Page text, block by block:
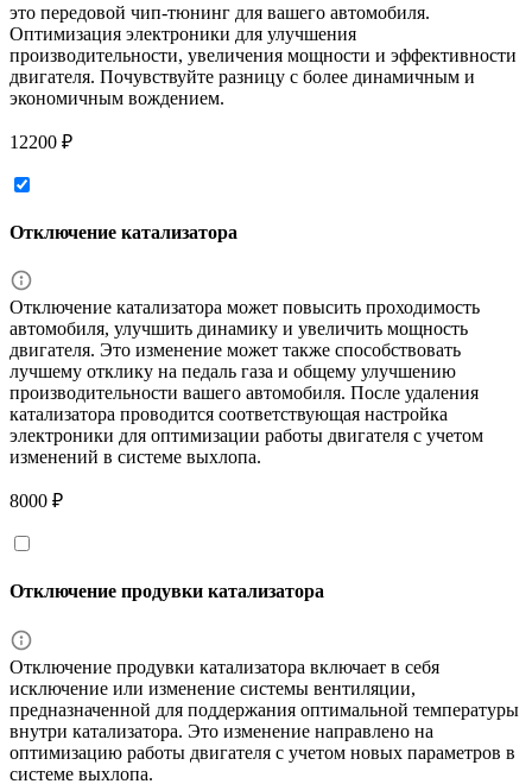
это передовой чип-тюнинг для вашего автомобиля.
Оптимизация электроники для улучшения
производительности, увеличения мощности и эффективности
двигателя. Почувствуйте разницу с более динамичным и
экономичным вождением.
12200 ₽
Отключение катализатора
Отключение катализатора может повысить проходимость
автомобиля, улучшить динамику и увеличить мощность
двигателя. Это изменение может также способствовать
лучшему отклику на педаль газа и общему улучшению
производительности вашего автомобиля. После удаления
катализатора проводится соответствующая настройка
электроники для оптимизации работы двигателя с учетом
изменений в системе выхлопа.
8000 ₽
Отключение продувки катализатора
Отключение продувки катализатора включает в себя
исключение или изменение системы вентиляции,
предназначенной для поддержания оптимальной температуры
внутри катализатора. Это изменение направлено на
оптимизацию работы двигателя с учетом новых параметров в
системе выхлопа.